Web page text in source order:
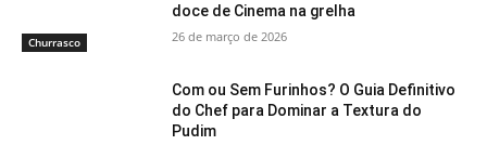
Churrasco
doce de Cinema na grelha
26 de março de 2026
Com ou Sem Furinhos? O Guia Definitivo
do Chef para Dominar a Textura do
Pudim